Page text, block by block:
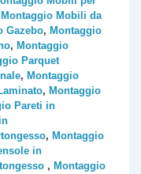
Montaggio Mobili da
Gazebo, Montaggio
, Montaggio
Parquet
, Montaggio
, Montaggio
Pareti in
, Montaggio
in
, Montaggio